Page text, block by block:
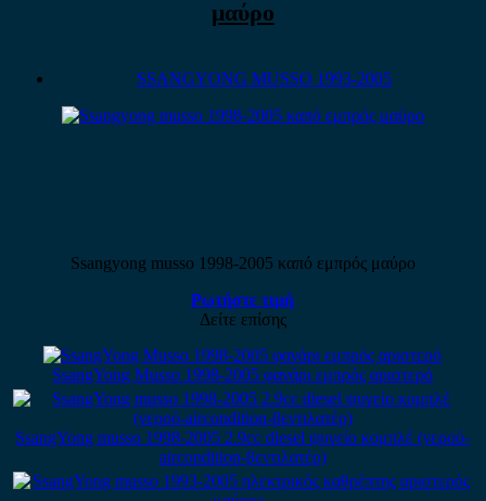
μαύρο
SSANGYONG MUSSO 1993-2005
Ssangyong musso 1998-2005 καπό εμπρός μαύρο
Ρωτήστε τιμή
Δείτε επίσης
SsangYong Musso 1998-2005 φανάρι εμπρός αριστερό
SsangYong musso 1998-2005 2.9cc diesel ψυγείο κομπλέ (νερού-
aircondition-βεντιλατέρ)